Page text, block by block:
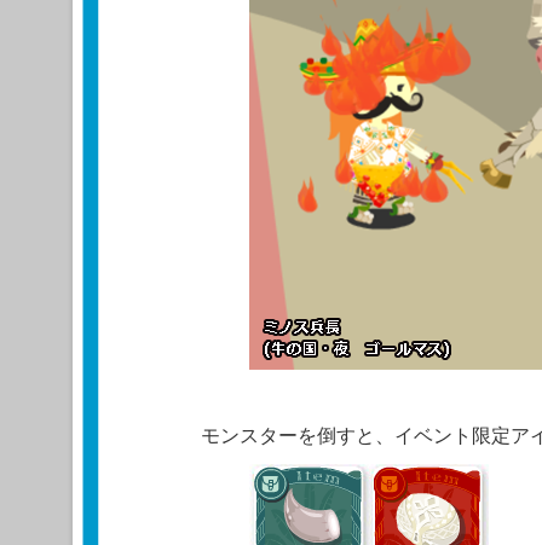
モンスターを倒すと、イベント限定ア